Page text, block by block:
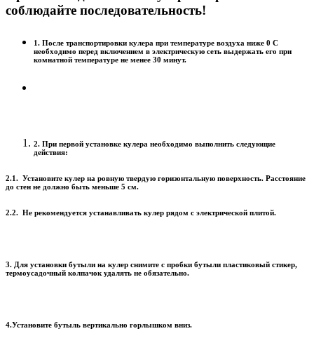
соблюдайте последовательность!
1. После транспортировки кулера при температуре воздуха ниже 0 С
необходимо перед включением в электрическую сеть выдержать его при
комнатной температуре не менее 30 минут.
2. При первой установке кулера необходимо выполнить следующие
действия:
2.1. Установите кулер на ровную твердую горизонтальную поверхность. Расстояние
до стен не должно быть меньше 5 см.
2.2. Не рекомендуется устанавливать кулер рядом с электрической плитой.
3. Для установки бутыли на кулер снимите с пробки бутыли пластиковый стикер,
термоусадочный колпачок удалять не обязательно.
4.Установите бутыль вертикально горлышком вниз.